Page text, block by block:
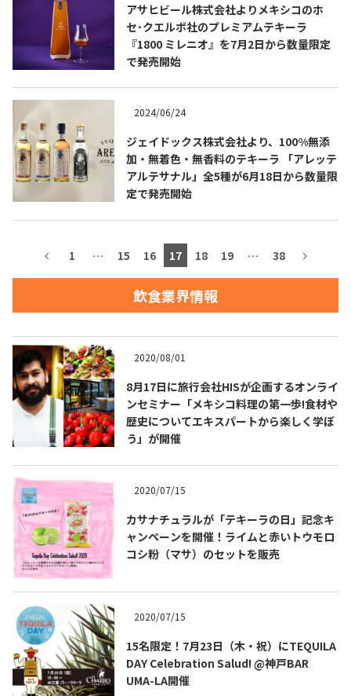
お問合せ プライバシーポリシー サイトマップ
COPYRIGHT © JUAST All rights reserved.
アサヒビール株式会社よりメキシコのホ
セ･クエルボ社のプレミアムテキーラ
『1800 ミレニオ』を7月2日から数量限定
で発売開始
2024/06/24
ジェイドックス株式会社より、100%無添
加・無着色・無香料のテキーラ 「アレッテ
アルテサナル」全5種が6月18日から数量限
定で発売開始
1 … 15 16 17 18 19 … 38
飲食業界情報
2020/08/01
8月17日に旅行会社HISが企画するオンライ
ンセミナー「メキシコ料理の第一歩!食材や
歴史についてエキスパートから楽しく学ぼ
う」が開催
2020/07/15
カサナチュラルが「テキーラの日」記念キ
ャンペーンを開催！ライムと赤いトウモロ
コシ粉（マサ）のセットを販売
2020/07/15
15名限定！7月23日（木・祝）にTEQUILA
DAY Celebration Salud! @神戸BAR
UMA-LA開催